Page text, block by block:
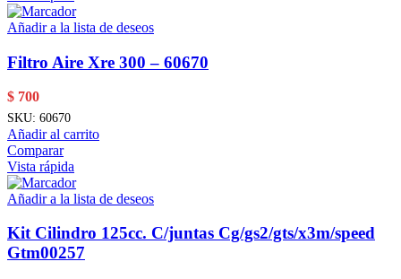
Añadir a la lista de deseos
Filtro Aire Xre 300 – 60670
$ 700
SKU: 60670
Añadir al carrito
Comparar
Vista rápida
Añadir a la lista de deseos
Kit Cilindro 125cc. C/juntas Cg/gs2/gts/x3m/speed
Gtm00257